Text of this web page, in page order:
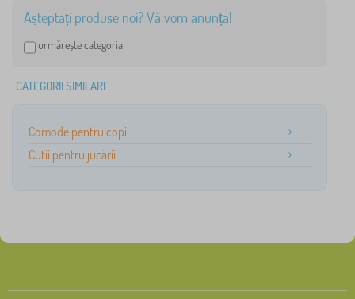
Așteptați produse noi? Vă vom anunța!
urmărește categoria
CATEGORII SIMILARE
Comode pentru copii
Cutii pentru jucării